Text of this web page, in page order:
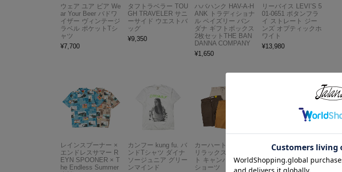
ウェア ユア ビア We
ar Your Beer バドワ
イザー ヴィンテージ
ラベル ポケットTシ
ャツ
¥7,700
タフトラベラー TOU
GH TRAVELER サニ
ーサイド ウエストバ
ッグ
¥9,350
ハバハンク HAV-A-H
ANK トラディショナ
ル ペイズリー バン
ダナ ギフトボックス
2枚セットTHE BAN
DANNA COMPANY
¥1,650
リーバイス LEVI’S 5
01-0651 ボタンフラ
イ ストレート ジー
ンズ オプティックホ
ワイト
¥13,980
レインスプーナー ×
エンドレスサマー R
EYN SPOONER × T
he Endless Summer
カンフー kung fu. バ
ンドTシャツ ダイナ
ソージュニア グリー
ンマインド
カーハート Carhartt
リラックスドフィッ
ト キャンバスワーク
ショーツ
アメリカンクラシッ
クス AMERICAN CL
ASSICS ムービーT
シャツ フォレストガ